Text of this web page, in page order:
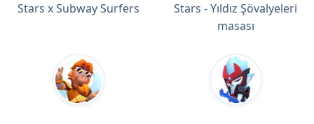
Stars x Subway Surfers
Stars - Yıldız Şövalyeleri
masası